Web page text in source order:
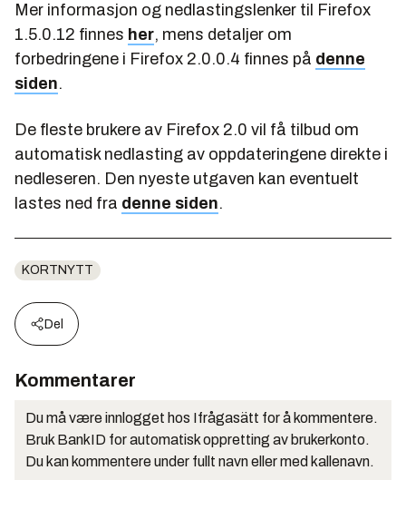
Mer informasjon og nedlastingslenker til Firefox
1.5.0.12 finnes her, mens detaljer om
forbedringene i Firefox 2.0.0.4 finnes på denne
siden.
De fleste brukere av Firefox 2.0 vil få tilbud om
automatisk nedlasting av oppdateringene direkte i
nedleseren. Den nyeste utgaven kan eventuelt
lastes ned fra denne siden.
KORTNYTT
Del
Kommentarer
Du må være innlogget hos Ifrågasätt for å kommentere.
Bruk BankID for automatisk oppretting av brukerkonto.
Du kan kommentere under fullt navn eller med kallenavn.